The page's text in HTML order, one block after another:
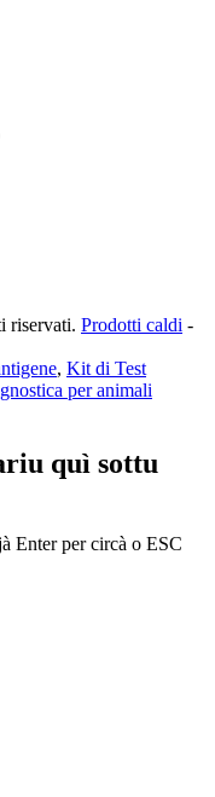
riservati. Prodotti caldi -
, Kit di Test
per animali
quì sottu
Enter per circà o ESC